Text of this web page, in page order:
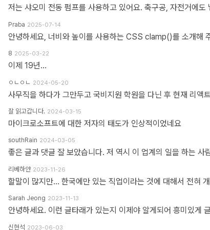
저는 샤오미 전동 펌프를 사용하고 있어요. 축구공, 자전거에
Praba 2025-07-14
8 2025-03-22
이제 19년...
ㅇㄴㅇㄴ 2024-05-20
잘 읽고갑니다. 2024-03-15
마이크로소프트에 대한 저자의 태도가 인상적이었네요
southRain 2024-03-05
리베하얀 2023-11-26
Sarah Jeong 2023-11-13
신현석 2023-06-03